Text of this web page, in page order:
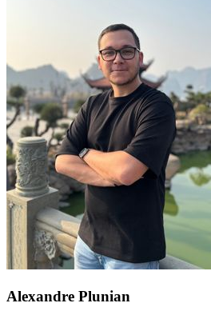
Alexandre Plunian